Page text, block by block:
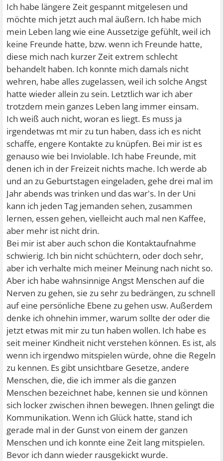
Ich habe längere Zeit gespannt mitgelesen und
möchte mich jetzt auch mal äußern. Ich habe mich
mein Leben lang wie eine Aussetzige gefühlt, weil ich
keine Freunde hatte, bzw. wenn ich Freunde hatte,
diese mich nach kurzer Zeit extrem schlecht
behandelt haben. Ich konnte mich damals nicht
wehren, habe alles zugelassen, weil ich solche Angst
hatte wieder allein zu sein. Letztlich war ich aber
trotzdem mein ganzes Leben lang immer einsam.
Ich weiß auch nicht, woran es liegt. Es muss ja
irgendetwas mt mir zu tun haben, dass ich es nicht
schaffe, engere Kontakte zu knüpfen. Bei mir ist es
genauso wie bei Inviolable. Ich habe Freunde, mit
denen ich in der Freizeit nichts mache. Ich werde ab
und an zu Geburtstagen eingeladen, gehe drei mal im
Jahr abends was trinken und das war's. In der Uni
kann ich jeden Tag jemanden sehen, zusammen
lernen, essen gehen, vielleicht auch mal nen Kaffee,
aber mehr ist nicht drin.
Bei mir ist aber auch schon die Kontaktaufnahme
schwierig. Ich bin nicht schüchtern, oder doch sehr,
aber ich verhalte mich meiner Meinung nach nicht so.
Aber ich habe wahnsinnige Angst Menschen auf die
Nerven zu gehen, sie zu sehr zu bedrängen, zu schnell
auf eine persönliche Ebene zu gehen usw. Außerdem
denke ich ohnehin immer, warum sollte der oder die
jetzt etwas mit mir zu tun haben wollen. Ich habe es
seit meiner Kindheit nicht verstehen können. Es ist, als
wenn ich irgendwo mitspielen würde, ohne die Regeln
zu kennen. Es gibt unsichtbare Gesetze, andere
Menschen, die, die ich immer als die ganzen
Menschen bezeichnet habe, kennen sie und können
sich locker zwischen ihnen bewegen. Ihnen gelingt die
Kommunikation. Wenn ich Glück hatte, stand ich
gerade mal in der Gunst von einem der ganzen
Menschen und ich konnte eine Zeit lang mitspielen.
Bevor ich dann wieder rausgekickt wurde.